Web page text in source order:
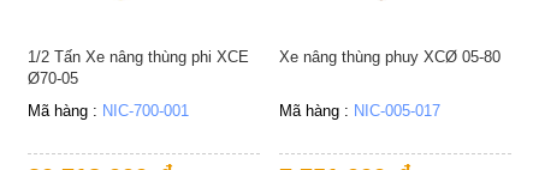
1/2 Tấn Xe nâng thùng phi XCE
Ø70-05
Mã hàng : NIC-700-001
Xe nâng thùng phuy XCØ 05-80
Mã hàng : NIC-005-017